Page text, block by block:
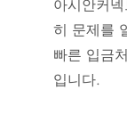
아시안커
히 문제를
빠른 입금
입니다.